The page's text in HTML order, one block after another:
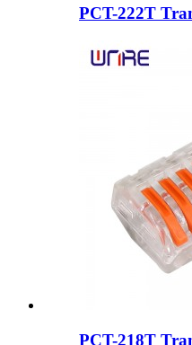
PCT-222T
PCT-218T